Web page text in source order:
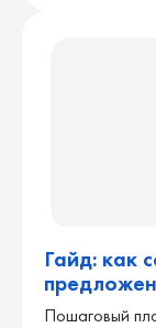
КУРС
Гайд: как
Пошаговый